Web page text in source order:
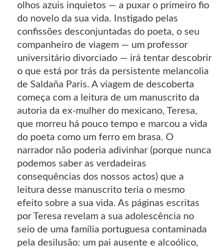
olhos azuis inquietos — a puxar o primeiro fio
do novelo da sua vida. Instigado pelas
confissões desconjuntadas do poeta, o seu
companheiro de viagem — um professor
universitário divorciado — irá tentar descobrir
o que está por trás da persistente melancolia
de Saldaña Paris. A viagem de descoberta
começa com a leitura de um manuscrito da
autoria da ex-mulher do mexicano, Teresa,
que morreu há pouco tempo e marcou a vida
do poeta como um ferro em brasa. O
narrador não poderia adivinhar (porque nunca
podemos saber as verdadeiras
consequências dos nossos actos) que a
leitura desse manuscrito teria o mesmo
efeito sobre a sua vida. As páginas escritas
por Teresa revelam a sua adolescência no
seio de uma família portuguesa contaminada
pela desilusão: um pai ausente e alcoólico,